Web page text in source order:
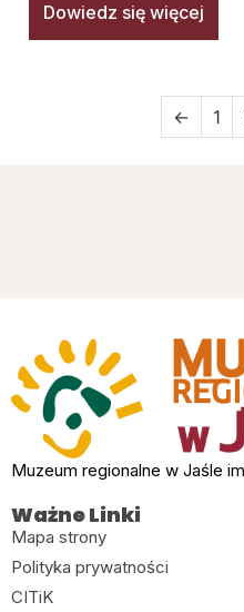
Dowiedz się więcej
← 1
Muzeum regionalne w Jaśle
Ważne Linki
Mapa strony
Polityka prywatności
CITiK